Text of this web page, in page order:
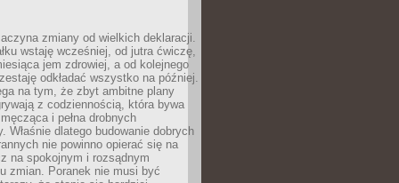
zmiany od wielkich deklaracji.
wstaję wcześniej, od jutra ćwiczę,
jem zdrowiej, a od kolejnego
odkładać wszystko na później.
na tym, że zbyt ambitne plany
z codziennością, która bywa
i pełna drobnych
Właśnie dlatego budowanie dobrych
nie powinno opierać się na
na spokojnym i rozsądnym
zmian. Poranek nie musi być